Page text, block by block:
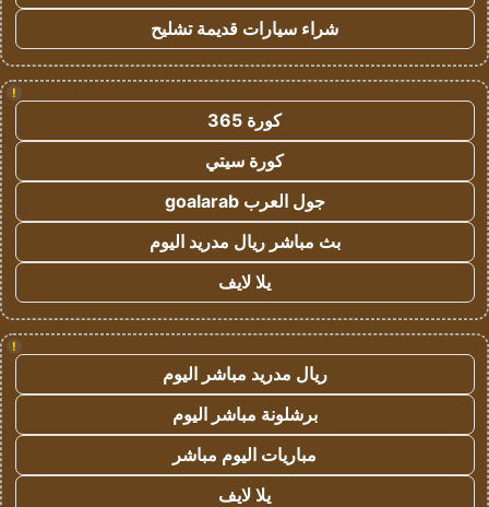
شراء سيارات قديمة تشليح
!
كورة 365
كورة سيتي
جول العرب goalarab
بث مباشر ريال مدريد اليوم
يلا لايف
!
ريال مدريد مباشر اليوم
برشلونة مباشر اليوم
مباريات اليوم مباشر
يلا لايف